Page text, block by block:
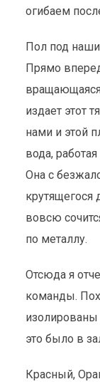
огибаем
Пол под
Прямо
издает этот
нами и этой
вода,
Она с
крутящегося
вовсю
по металлу.
Отсюда я
команды.
изолированы
это было в
Красный,